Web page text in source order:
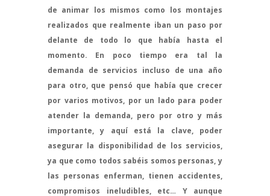
de animar los mismos como los montajes
realizados que realmente iban un paso por
delante de todo lo que había hasta el
momento. En poco tiempo era tal la
demanda de servicios incluso de una año
para otro, que pensó que había que crecer
por varios motivos, por un lado para poder
atender la demanda, pero por otro y más
importante, y aquí está la clave, poder
asegurar la disponibilidad de los servicios,
ya que como todos sabéis somos personas, y
las personas enferman, tienen accidentes,
compromisos ineludibles, etc… Y aunque